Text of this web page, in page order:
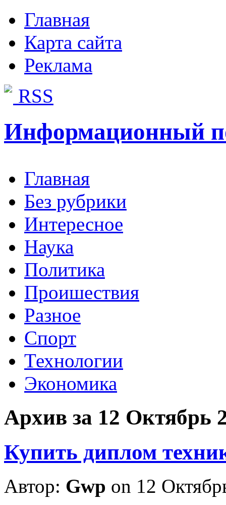
Главная
Карта сайта
Реклама
RSS
Информационный
Главная
Без рубрики
Интересное
Наука
Политика
Проишествия
Разное
Спорт
Технологии
Экономика
Архив за 12 Октябрь
Купить диплом
Автор: Gwp on 12